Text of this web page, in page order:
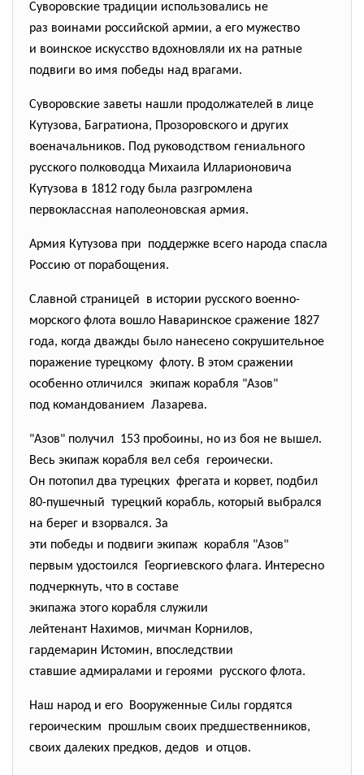
Суворовские традиции использовались не
раз воинами российской армии, а его мужество
и воинское искусство вдохновляли их на ратные
подвиги во имя победы над врагами.
Суворовские заветы нашли продолжателей в лице
Кутузова, Багратиона, Прозоровского и других
военачальников. Под руководством гениального
русского полководца Михаила Илларионовича
Кутузова в 1812 году была разгромлена
первоклассная наполеоновская армия.
Армия Кутузова при поддержке всего народа спасла
Россию от порабощения.
Славной страницей в истории русского военно-
морского флота вошло Наваринское сражение 1827
года, когда дважды было нанесено сокрушительное
поражение турецкому флоту. В этом сражении
особенно отличился экипаж корабля "Азов"
под командованием Лазарева.
"Азов" получил 153 пробоины, но из боя не вышел.
Весь экипаж корабля вел себя героически.
Он потопил два турецких фрегата и корвет, подбил
80-пушечный турецкий корабль, который выбрался
на берег и взорвался. За
эти победы и подвиги экипаж корабля "Азов"
первым удостоился Георгиевского флага. Интересно
подчеркнуть, что в составе
экипажа этого корабля служили
лейтенант Нахимов, мичман Корнилов,
гардемарин Истомин, впоследствии
ставшие адмиралами и героями русского флота.
Наш народ и его Вооруженные Силы гордятся
героическим прошлым своих предшественников,
своих далеких предков, дедов и отцов.